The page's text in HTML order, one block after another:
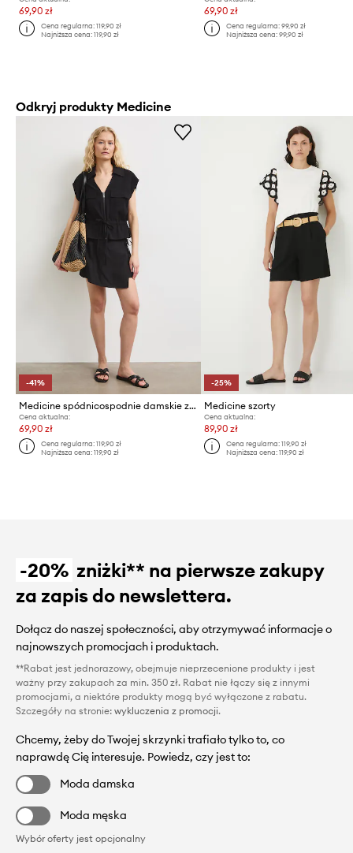
69,90 zł
Cena regularna:119,90 zł
Najniższa cena:119,90 zł
69,90 zł
Cena regularna: 99,90 zł
Najniższa cena: 99,90 zł
Odkryj produkty Medicine
-41%
Medicine spódnicospodnie damskie z lnem
Cena aktualna:
69,90 zł
Cena regularna:119,90 zł
Najniższa cena:119,90 zł
-25%
Medicine szorty
Cena aktualna:
89,90 zł
Cena regularna: 119,90 zł
Najniższa cena: 119,90 zł
-20% zniżki** na pierwsze zakupy
za zapis do newslettera.
Dołącz do naszej społeczności, aby otrzymywać informacje o
najnowszych promocjach i produktach.
**Rabat jest jednorazowy, obejmuje nieprzecenione produkty i jest
ważny przy zakupach za min. 350 zł. Rabat nie łączy się z innymi
promocjami, a niektóre produkty mogą być wyłączone z rabatu.
Szczegóły na stronie: wykluczenia z promocji.
Chcemy, żeby do Twojej skrzynki trafiało tylko to, co
naprawdę Cię interesuje. Powiedz, czy jest to:
Moda damska
Moda męska
Wybór oferty jest opcjonalny